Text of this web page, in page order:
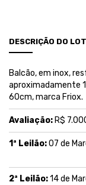
DESCRIÇÃO DO
Balcão, em inox,
aproximadamente
60cm, marca Friox.
Avaliação: R$
1ª Leilão:07 de
2ª Leilão:14 de